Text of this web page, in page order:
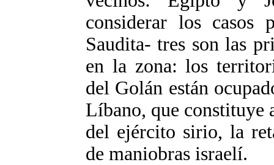
considerar los casos
Saudita- tres son las
en la zona: los
del Golán están
Líbano, que constituye
del ejército sirio, la
de maniobras israelí.